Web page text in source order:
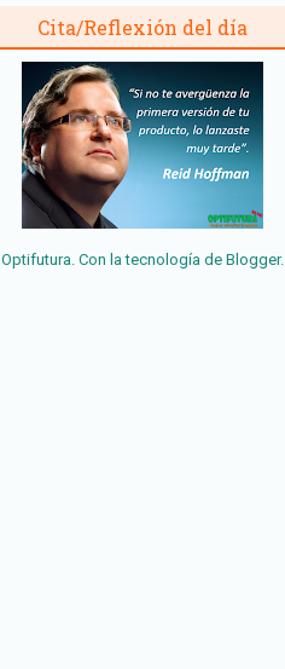
Cita/Reflexión del día
Optifutura. Con la tecnología de Blogger.